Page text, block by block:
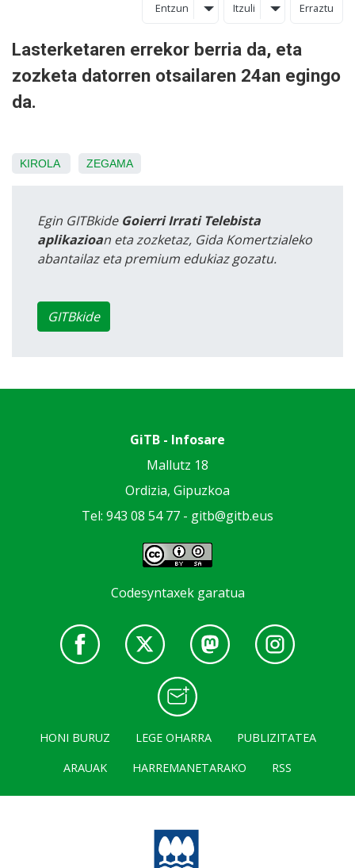
Entzun Itzuli Erraztu
Lasterketaren errekor berria da, eta
zozketa datorren otsailaren 24an egingo
da.
KIROLA ZEGAMA
Egin GITBkide Goierri Irrati Telebista
aplikazioan eta zozketaz, Gida Komertzialeko
abantailaz eta premium edukiaz gozatu.
GITBkide
GiTB - Infosare
Mallutz 18
Ordizia, Gipuzkoa
Tel: 943 08 54 77 - gitb@gitb.eus
Codesyntaxek garatua
HONI BURUZ LEGE OHARRA
PUBLIZITATEA
ARAUAK
HARREMANETARAKO RSS